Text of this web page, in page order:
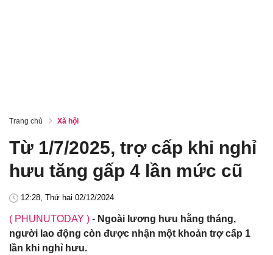
Trang chủ Xã hội
Từ 1/7/2025, trợ cấp khi nghỉ
hưu tăng gấp 4 lần mức cũ
12:28, Thứ hai 02/12/2024
( PHUNUTODAY ) - Ngoài lương hưu hằng tháng,
người lao động còn được nhận một khoản trợ cấp 1
lần khi nghỉ hưu.